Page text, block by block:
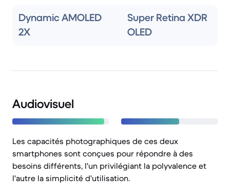
Dynamic AMOLED
2X
Super Retina XDR
OLED
Audiovisuel
Les capacités photographiques de ces deux
smartphones sont conçues pour répondre à des
besoins différents, l'un privilégiant la polyvalence et
l'autre la simplicité d'utilisation.